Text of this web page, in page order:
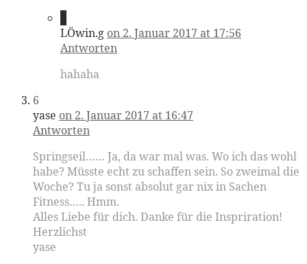
LÖwin.g on 2. Januar 2017 at 17:56
Antworten
hahaha
6
yase on 2. Januar 2017 at 16:47
Antworten
Springseil…… Ja, da war mal was. Wo ich das wohl
habe? Müsste echt zu schaffen sein. So zweimal die
Woche? Tu ja sonst absolut gar nix in Sachen
Fitness….. Hmm.
Alles Liebe für dich. Danke für die Inspriration!
Herzlichst
yase